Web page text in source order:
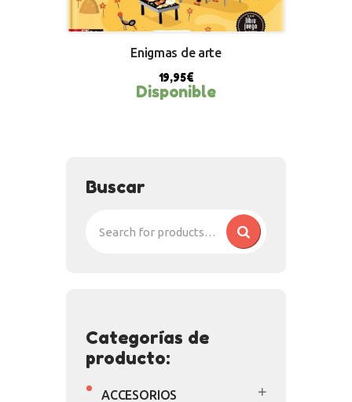
Enigmas de arte
19,95€
Disponible
Buscar
Categorías de
producto:
ACCESORIOS